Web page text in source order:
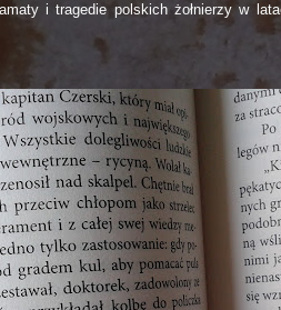
i tragedie polskich żołnierzy w